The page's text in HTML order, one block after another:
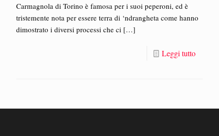
Carmagnola di Torino è famosa per i suoi peperoni, ed è
tristemente nota per essere terra di ‘ndrangheta come hanno
dimostrato i diversi processi che ci […]
Leggi tutto